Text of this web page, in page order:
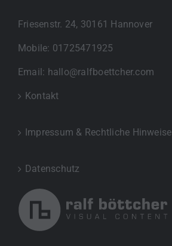
Friesenstr. 24, 30161 Hannover
Mobile: 01725471925
Email: hallo@ralfboettcher.com
Kontakt
Impressum & Rechtliche Hinweise
Datenschutz